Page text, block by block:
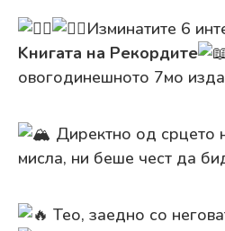
Изминатите 6
Kнигата на Рекордите
овогодинешното 7мо
Директно од срцето
мисла, ни беше чест да
Тео, заедно со